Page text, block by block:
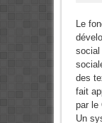
Le
social
des
fait
par le
Un